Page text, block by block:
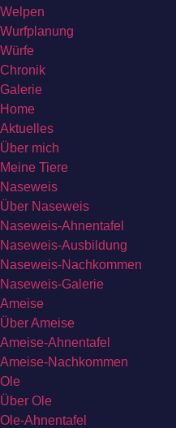
Welpen
Wurfplanung
Würfe
Chronik
Galerie
Home
Aktuelles
Über mich
Meine Tiere
Naseweis
Über Naseweis
Naseweis-Ahnentafel
Naseweis-Ausbildung
Naseweis-Nachkommen
Naseweis-Galerie
Ameise
Über Ameise
Ameise-Ahnentafel
Ameise-Nachkommen
Ole
Über Ole
Ole-Ahnentafel